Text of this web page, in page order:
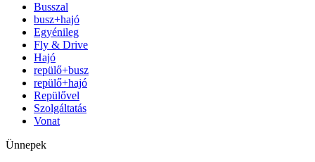
Busszal
busz+hajó
Egyénileg
Fly & Drive
Hajó
repülő+busz
repülő+hajó
Repülővel
Szolgáltatás
Vonat
Ünnepek